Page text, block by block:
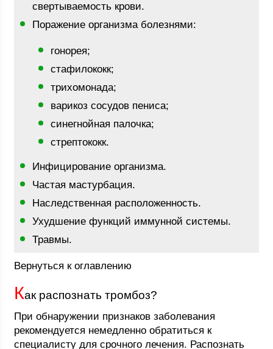
свертываемость крови.
Поражение организма болезнями:
гонорея;
стафилококк;
трихомонада;
варикоз сосудов пениса;
синегнойная палочка;
стрептококк.
Инфицирование организма.
Частая мастурбация.
Наследственная расположенность.
Ухудшение функций иммунной системы.
Травмы.
Вернуться к оглавлению
Как распознать тромбоз?
При обнаружении признаков заболевания
рекомендуется немедленно обратиться к
специалисту для срочного лечения. Распознать